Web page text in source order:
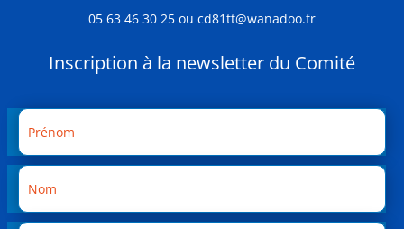
05 63 46 30 25 ou cd81tt@wanadoo.fr
Inscription à la newsletter du Comité